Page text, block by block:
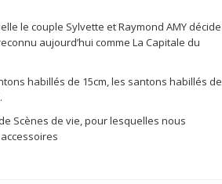
le couple Sylvette et Raymond AMY décide
aujourd’hui comme La Capitale du
habillés de 15cm, les santons habillés de
Scènes de vie, pour lesquelles nous